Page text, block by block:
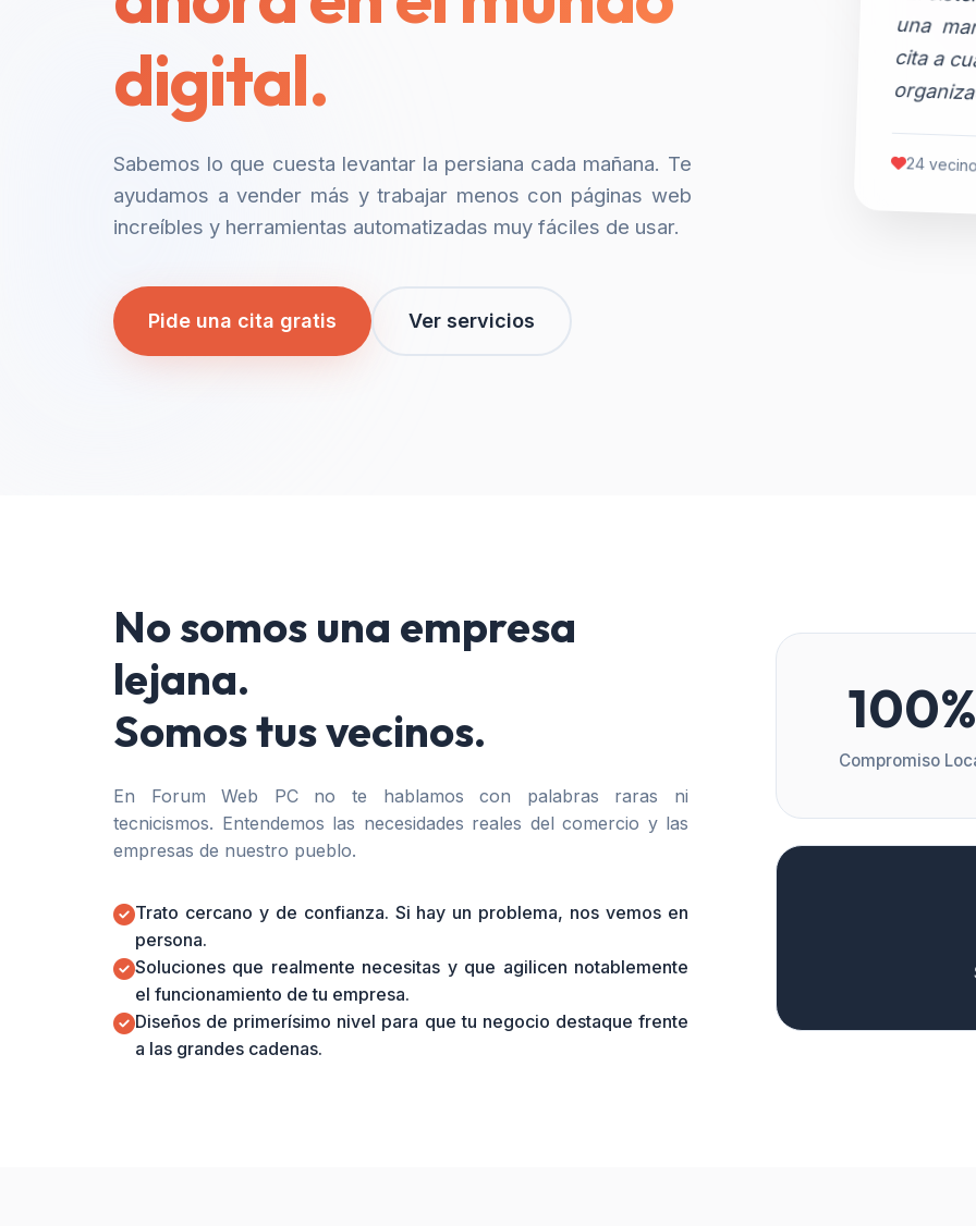
digital.
Sabemos lo que cuesta levantar la persiana cada mañana. Te
ayudamos a vender más y trabajar menos con páginas web
increíbles y herramientas automatizadas muy fáciles de usar.
Pide una cita gratis Ver servicios
24
No somos una empresa
lejana.
Somos tus vecinos.
En Forum Web PC no te hablamos con palabras raras ni
tecnicismos. Entendemos las necesidades reales del comercio y las
empresas de nuestro pueblo.
Trato cercano y de confianza. Si hay un problema, nos vemos en
persona.
Soluciones que realmente necesitas y que agilicen notablemente
el funcionamiento de tu empresa.
Diseños de primerísimo nivel para que tu negocio destaque frente
a las grandes cadenas.
100%
Compromiso